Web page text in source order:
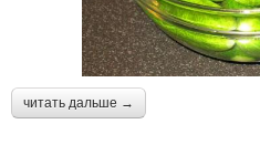
читать дальше →